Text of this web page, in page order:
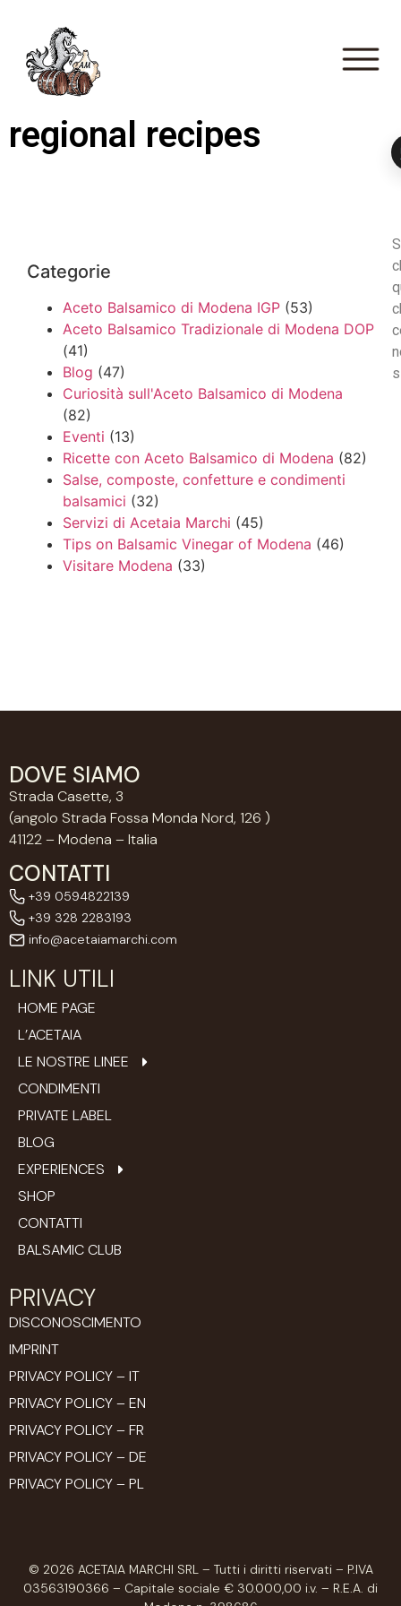
regional recipes
Categorie
Aceto Balsamico di Modena IGP (53)
Aceto Balsamico Tradizionale di Modena DOP
(41)
Blog (47)
Curiosità sull'Aceto Balsamico di Modena
(82)
Eventi (13)
Ricette con Aceto Balsamico di Modena (82)
Salse, composte, confetture e condimenti
balsamici (32)
Servizi di Acetaia Marchi (45)
Tips on Balsamic Vinegar of Modena (46)
Visitare Modena (33)
DOVE SIAMO
Strada Casette, 3
(angolo Strada Fossa Monda Nord, 126 )
41122 – Modena – Italia
CONTATTI
+39 0594822139
+39 328 2283193
info@acetaiamarchi.com
LINK UTILI
HOME PAGE
L’ACETAIA
LE NOSTRE LINEE
CONDIMENTI
PRIVATE LABEL
BLOG
EXPERIENCES
SHOP
CONTATTI
BALSAMIC CLUB
PRIVACY
DISCONOSCIMENTO
IMPRINT
PRIVACY POLICY – IT
PRIVACY POLICY – EN
PRIVACY POLICY – FR
PRIVACY POLICY – DE
PRIVACY POLICY – PL
© 2026 ACETAIA MARCHI SRL – Tutti i diritti riservati – P.IVA
03563190366 – Capitale sociale € 30.000,00 i.v. – R.E.A. di